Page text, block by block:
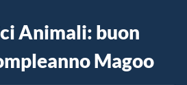
Animali: buon
Magoo